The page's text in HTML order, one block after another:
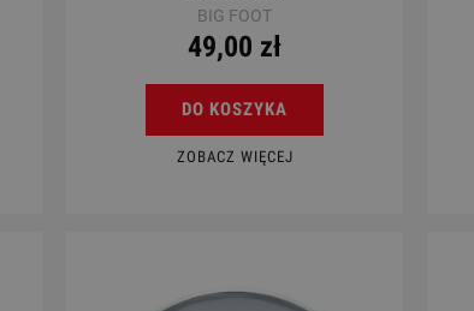
Gitara Klasyczna 4/4 - Cordoba
Protege C1 Matiz Coral
930,00 zł
Cena regularna:1 089,00 zł
Najniższa cena: 1 089,00 zł
BIG FOOT
49,00 zł
DO KOSZYKA
ZOBACZ WIĘCEJ